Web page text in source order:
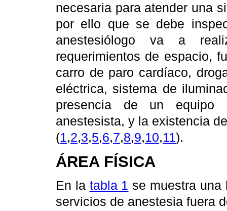
necesaria para atender una
por ello que se debe
anestesiólogo va a
requerimientos de espacio,
carro de paro cardíaco,
eléctrica, sistema de
presencia de un equipo
anestesista, y la existencia
(1,2,3,5,6,7,8,9,10,11).
ÁREA FÍSICA
En la tabla 1 se muestra una
servicios de anestesia fuera